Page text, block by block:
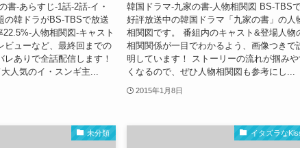
書-あらすじ-1話-2話-イ・
の韓ドラがBS-TBSで放送
人物相関図-キャスト
ビューなど、最終回までの
レありで全話配信します！
人気のイ・スンギ主...
韓国ドラマ-九家の書-人物相関図 BS-TBS
好評放送中の韓国ドラマ「九家の書」の人
相関図です。 番組内のキャスト&登場人物
相関関係が一目でわかるよう、画像つきで
明しています！ ストーリーの流れが掴みや
くなるので、ぜひ人物相関図も参考にし...
2015年1月8日
未分類 イタズラな